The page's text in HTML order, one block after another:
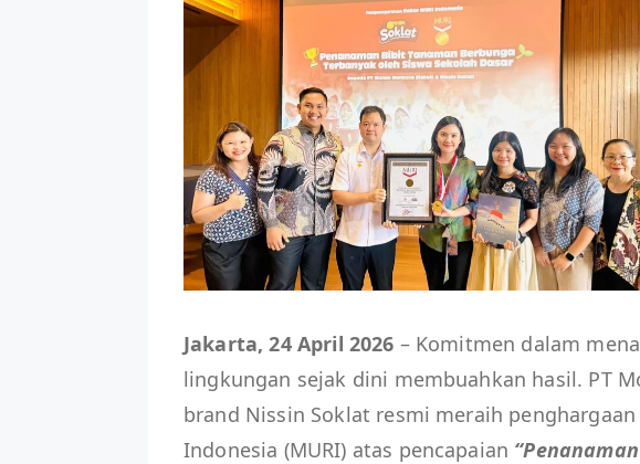
Jakarta, 24 April 2026 – Komitmen dalam
lingkungan sejak dini membuahkan hasil. PT
brand Nissin Soklat resmi meraih
Indonesia (MURI) atas pencapaian